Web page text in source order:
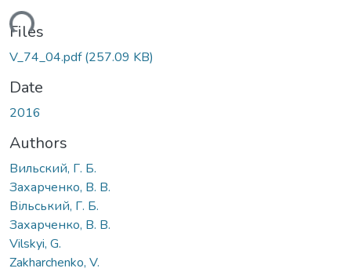
Files
V_74_04.pdf(257.09 KB)
Date
2016
Authors
Вильский, Г. Б.
Захарченко, В. В.
Вільський, Г. Б.
Захарченко, В. В.
Vilskyi, G.
Zakharchenko, V.